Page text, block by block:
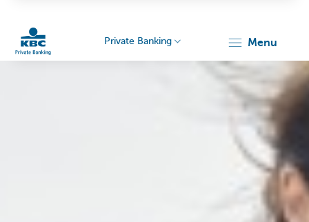
Private Banking menu